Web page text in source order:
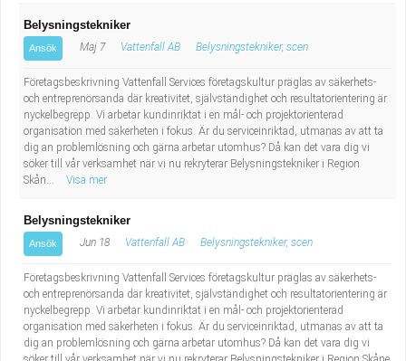
Belysningstekniker
Ansök Maj 7 Vattenfall AB Belysningstekniker, scen
Företagsbeskrivning Vattenfall Services företagskultur präglas av säkerhets-
och entreprenörsanda där kreativitet, självständighet och resultatorientering är
nyckelbegrepp. Vi arbetar kundinriktat i en mål- och projektorienterad
organisation med säkerheten i fokus. Är du serviceinriktad, utmanas av att ta
dig an problemlösning och gärna arbetar utomhus? Då kan det vara dig vi
söker till vår verksamhet när vi nu rekryterar Belysningstekniker i Region
Skån...
Visa mer
Belysningstekniker
Ansök Jun 18 Vattenfall AB Belysningstekniker, scen
Företagsbeskrivning Vattenfall Services företagskultur präglas av säkerhets-
och entreprenörsanda där kreativitet, självständighet och resultatorientering är
nyckelbegrepp. Vi arbetar kundinriktat i en mål- och projektorienterad
organisation med säkerheten i fokus. Är du serviceinriktad, utmanas av att ta
dig an problemlösning och gärna arbetar utomhus? Då kan det vara dig vi